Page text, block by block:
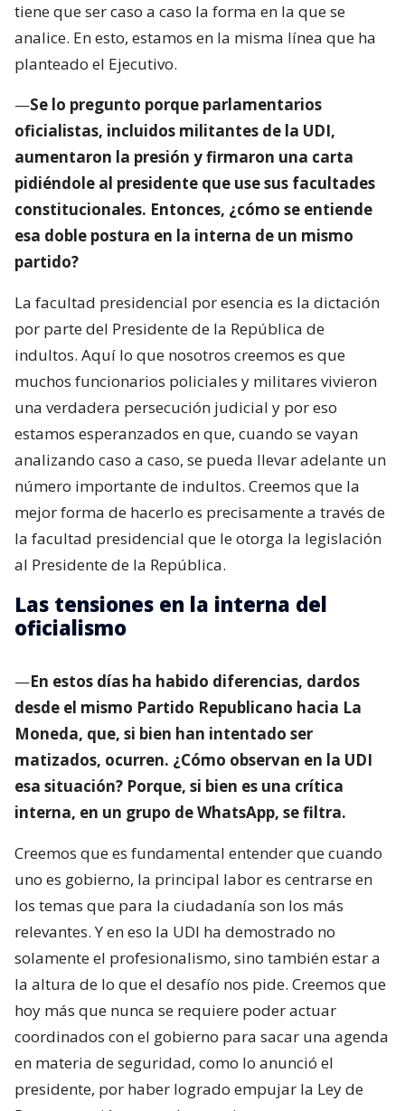
tiene que ser caso a caso la forma en la que se
analice. En esto, estamos en la misma línea que ha
planteado el Ejecutivo.
—Se lo pregunto porque parlamentarios
oficialistas, incluidos militantes de la UDI,
aumentaron la presión y firmaron una carta
pidiéndole al presidente que use sus facultades
constitucionales. Entonces, ¿cómo se entiende
esa doble postura en la interna de un mismo
partido?
La facultad presidencial por esencia es la dictación
por parte del Presidente de la República de
indultos. Aquí lo que nosotros creemos es que
muchos funcionarios policiales y militares vivieron
una verdadera persecución judicial y por eso
estamos esperanzados en que, cuando se vayan
analizando caso a caso, se pueda llevar adelante un
número importante de indultos. Creemos que la
mejor forma de hacerlo es precisamente a través de
la facultad presidencial que le otorga la legislación
al Presidente de la República.
Las tensiones en la interna del
oficialismo
—En estos días ha habido diferencias, dardos
desde el mismo Partido Republicano hacia La
Moneda, que, si bien han intentado ser
matizados, ocurren. ¿Cómo observan en la UDI
esa situación? Porque, si bien es una crítica
interna, en un grupo de WhatsApp, se filtra.
Creemos que es fundamental entender que cuando
uno es gobierno, la principal labor es centrarse en
los temas que para la ciudadanía son los más
relevantes. Y en eso la UDI ha demostrado no
solamente el profesionalismo, sino también estar a
la altura de lo que el desafío nos pide. Creemos que
hoy más que nunca se requiere poder actuar
coordinados con el gobierno para sacar una agenda
en materia de seguridad, como lo anunció el
presidente, por haber logrado empujar la Ley de